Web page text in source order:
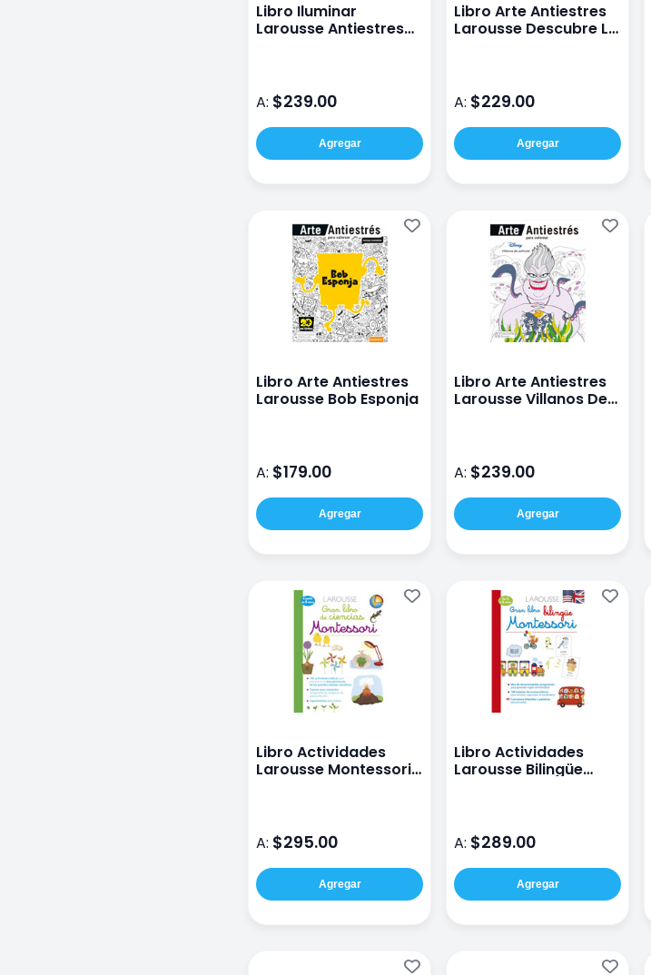
Libro Iluminar
Larousse Antiestres
A: $239.00
Agregar
Libro Arte Antiestres
Larousse Descubre La
A: $229.00
Agregar
Libro Arte Antiestres
Larousse Bob Esponja
A: $179.00
Agregar
Libro Arte Antiestres
Larousse Villanos De
A: $239.00
Agregar
Libro Actividades
Larousse Montessori
A: $295.00
Agregar
Libro Actividades
Larousse Bilingüe
A: $289.00
Agregar